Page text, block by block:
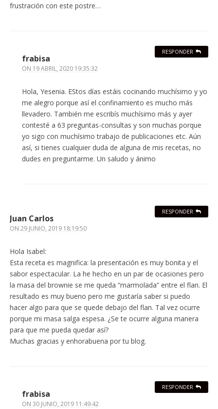
frustración con este postre…
frabisa
ON 19 ABRIL, 2020 19:35:32
Hola, Yesenia. EStos días estáis cocinando muchísimo y yo
me alegro porque así el confinamiento es mucho más
llevadero. También me escribís muchísimo más y ayer
contesté a 63 preguntas-consultas y son muchas porque
yo sigo con muchísimo trabajo de publicaciones etc. Aún
así, si tienes cualquier duda de alguna de mis recetas, no
dudes en preguntarme. Un saludo y ánimo
RESPONDER
Juan Carlos
ON 29 JUNIO, 2019 18:19:50
Hola Isabel:
Esta receta es magnifica: la presentación es muy bonita y el
sabor espectacular. La he hecho en un par de ocasiones pero
la masa del brownie se me queda “marmolada” entre el flan. El
resultado es muy bueno pero me gustaría saber si puedo
hacer algo para que se quede debajo del flan. Tal vez ocurre
porque mi masa salga espesa. ¿Se te ocurre alguna manera
para que me pueda quedar así?
Muchas gracias y enhorabuena por tu blog.
RESPONDER
frabisa
ON 30 JUNIO, 2019 11:49:42
RESPONDER